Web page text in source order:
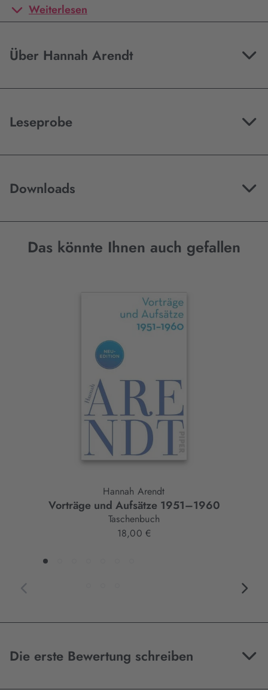
Weiterlesen
Über Hannah Arendt
Leseprobe
Downloads
Das könnte Ihnen auch gefallen
Hannah Arendt
Vorträge und Aufsätze 1951–1960
Taschenbuch
18,00 €
Die erste Bewertung schreiben